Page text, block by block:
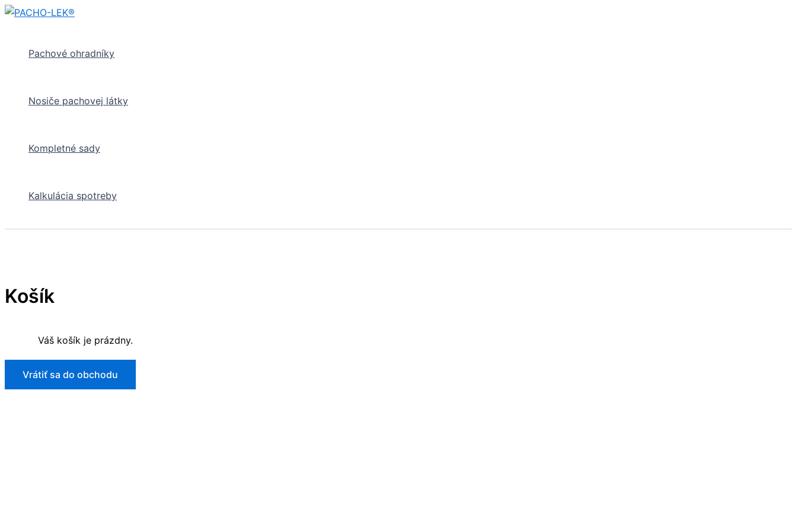
Preskočiť
Pachové ohradníky
Nosiče pachovej látky
Kompletné sady
Kalkulácia spotreby
Košík
Váš košík je prázdny.
Vrátiť sa do obchodu